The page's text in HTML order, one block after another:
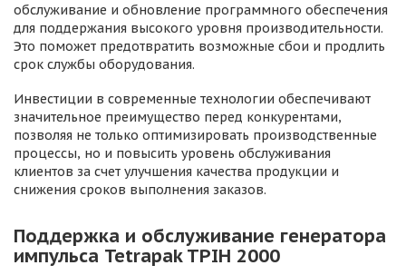
обслуживание и обновление программного обеспечения
для поддержания высокого уровня производительности.
Это поможет предотвратить возможные сбои и продлить
срок службы оборудования.
Инвестиции в современные технологии обеспечивают
значительное преимущество перед конкурентами,
позволяя не только оптимизировать производственные
процессы, но и повысить уровень обслуживания
клиентов за счет улучшения качества продукции и
снижения сроков выполнения заказов.
Поддержка и обслуживание генератора
импульса Tetrapak TPIH 2000